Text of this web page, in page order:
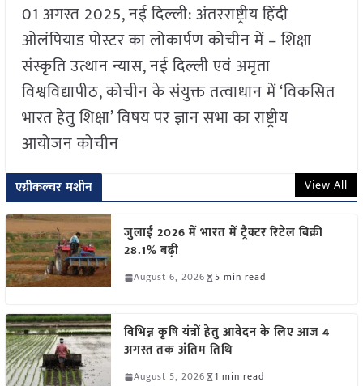
01 अगस्त 2025, नई दिल्ली: अंतरराष्ट्रीय हिंदी
ओलंपियाड पोस्टर का लोकार्पण कोचीन में – शिक्षा
संस्कृति उत्थान न्यास, नई दिल्ली एवं अमृता
विश्वविद्यापीठ, कोचीन के संयुक्त तत्वाधान में ‘विकसित
भारत हेतु शिक्षा’ विषय पर ज्ञान सभा का राष्ट्रीय
आयोजन कोचीन
एग्रीकल्चर मशीन View All
जुलाई 2026 में भारत में ट्रैक्टर रिटेल बिक्री
28.1% बढ़ी
August 6, 2026 5 min read
विभिन्न कृषि यंत्रों हेतु आवेदन के लिए आज 4
अगस्त तक अंतिम तिथि
August 5, 2026 1 min read